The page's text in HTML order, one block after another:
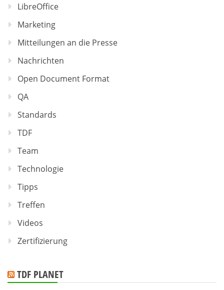
LibreOffice
Marketing
Mitteilungen an die Presse
Nachrichten
Open Document Format
QA
Standards
TDF
Team
Technologie
Tipps
Treffen
Videos
Zertifizierung
TDF PLANET